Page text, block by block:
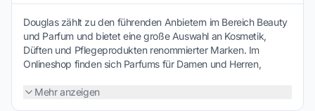
Douglas zählt zu den führenden Anbietern im Bereich Beauty
und Parfum und bietet eine große Auswahl an Kosmetik,
Düften und Pflegeprodukten renommierter Marken. Im
Onlineshop finden sich Parfums für Damen und Herren,
Körperpflege. Neben bekannten Luxusmarken stehen auch
Mehr anzeigen